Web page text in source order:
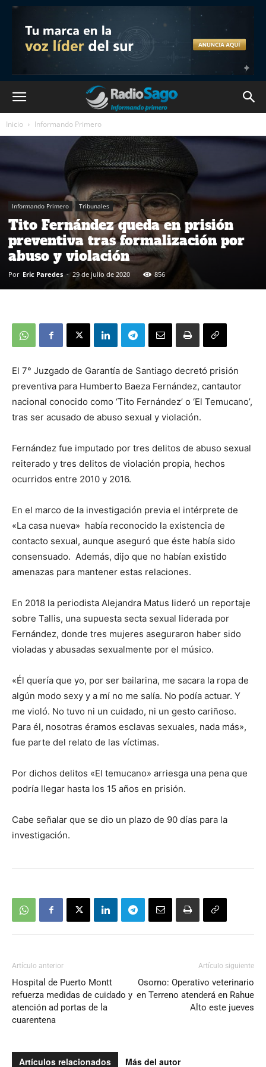
Inicio Informando Primero
Informando Primero Tribunales
Tito Fernández queda en prisión
preventiva tras formalización por
abuso y violación
Por Eric Paredes - 29 de julio de 2020 856
El 7° Juzgado de Garantía de Santiago decretó prisión
preventiva para Humberto Baeza Fernández, cantautor
nacional conocido como ‘Tito Fernández’ o ‘El Temucano’,
tras ser acusado de abuso sexual y violación.
Fernández fue imputado por tres delitos de abuso sexual
reiterado y tres delitos de violación propia, hechos
ocurridos entre 2010 y 2016.
En el marco de la investigación previa el intérprete de
«La casa nueva» había reconocido la existencia de
contacto sexual, aunque aseguró que éste había sido
consensuado. Además, dijo que no habían existido
amenazas para mantener estas relaciones.
En 2018 la periodista Alejandra Matus lideró un reportaje
sobre Tallis, una supuesta secta sexual liderada por
Fernández, donde tres mujeres aseguraron haber sido
violadas y abusadas sexualmente por el músico.
«Él quería que yo, por ser bailarina, me sacara la ropa de
algún modo sexy y a mí no me salía. No podía actuar. Y
me violó. No tuvo ni un cuidado, ni un gesto cariñoso.
Para él, nosotras éramos esclavas sexuales, nada más»,
fue parte del relato de las víctimas.
Por dichos delitos «El temucano» arriesga una pena que
podría llegar hasta los 15 años en prisión.
Cabe señalar que se dio un plazo de 90 días para la
investigación.
Artículo anterior
Hospital de Puerto Montt
refuerza medidas de cuidado y
atención ad portas de la
cuarentena
Artículo siguiente
Osorno: Operativo veterinario
en Terreno atenderá en Rahue
Alto este jueves
Artículos relacionados Más del autor